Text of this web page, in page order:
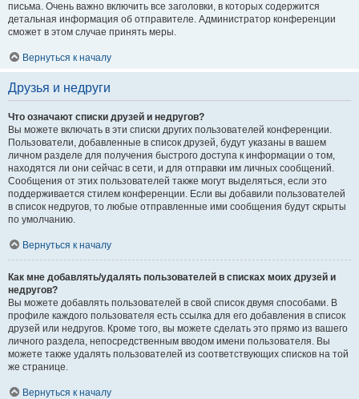
письма. Очень важно включить все заголовки, в которых содержится
детальная информация об отправителе. Администратор конференции
сможет в этом случае принять меры.
Вернуться к началу
Друзья и недруги
Что означают списки друзей и недругов?
Вы можете включать в эти списки других пользователей конференции.
Пользователи, добавленные в список друзей, будут указаны в вашем
личном разделе для получения быстрого доступа к информации о том,
находятся ли они сейчас в сети, и для отправки им личных сообщений.
Сообщения от этих пользователей также могут выделяться, если это
поддерживается стилем конференции. Если вы добавили пользователей
в список недругов, то любые отправленные ими сообщения будут скрыты
по умолчанию.
Вернуться к началу
Как мне добавлять/удалять пользователей в списках моих друзей и
недругов?
Вы можете добавлять пользователей в свой список двумя способами. В
профиле каждого пользователя есть ссылка для его добавления в список
друзей или недругов. Кроме того, вы можете сделать это прямо из вашего
личного раздела, непосредственным вводом имени пользователя. Вы
можете также удалять пользователей из соответствующих списков на той
же странице.
Вернуться к началу